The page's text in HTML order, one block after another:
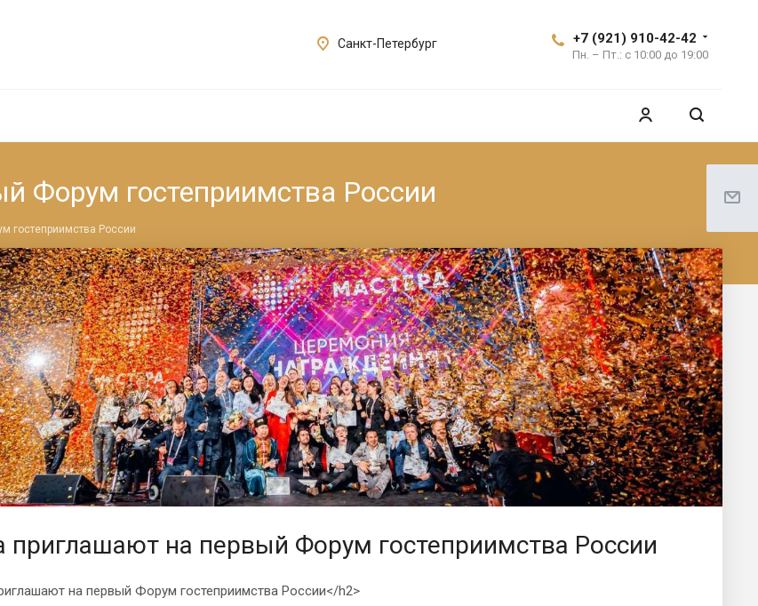
+7 (921) 910-42-42
Пн. – Пт.: с 10:00 до 19:00
Санкт-Петербург
Форум гостеприимства России
гостеприимства России
приглашают на первый Форум гостеприимства России
на первый Форум гостеприимства России</h2>